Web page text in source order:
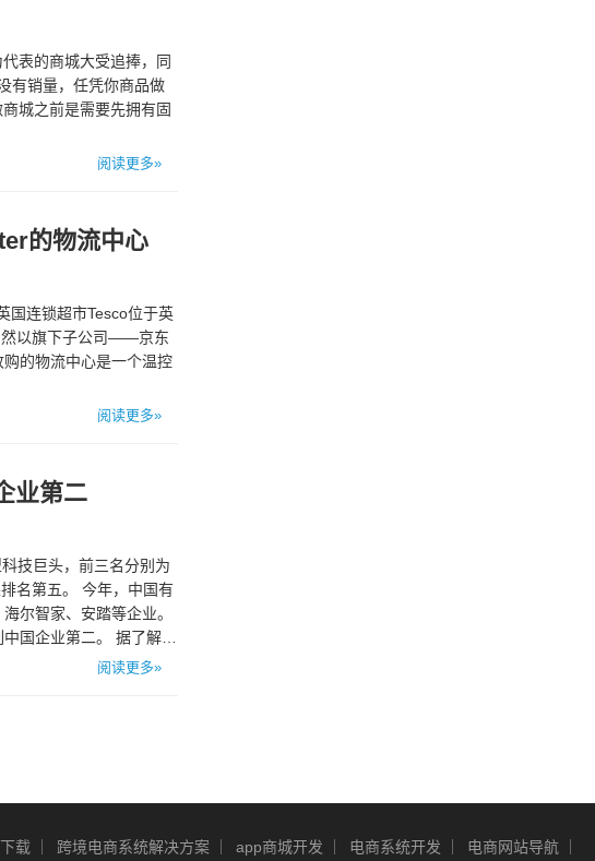
表的商城大受追捧，同
有销量，任凭你商品做
城之前是需要先拥有固
阅读更多»
的物流中心
国连锁超市Tesco位于英
然以旗下子公司——京东
的物流中心是一个温控
阅读更多»
业第二
技巨头，前三名分别为
名第五。 今年，中国有
尔智家、安踏等企业。
国企业第二。 据了解，
阅读更多»
载 跨境电商系统解决方案 app商城开发 电商系统开发 电商网站导航